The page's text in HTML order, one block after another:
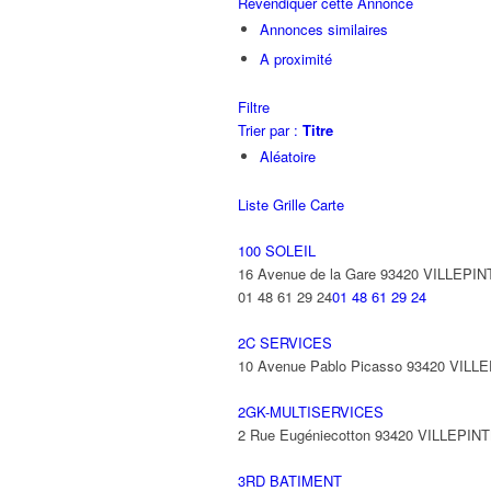
Annonces similaires
A proximité
Filtre
Trier par : Titre
Aléatoire
Liste Grille Carte
100 SOLEIL
16 Avenue de la Gare 93420
01 48 61 29 2401 48 61 29 24
2C SERVICES
10 Avenue Pablo Picasso 93420
2GK-MULTISERVICES
2 Rue Eugéniecotton 93420
3RD BATIMENT